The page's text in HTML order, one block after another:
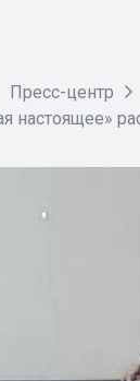
Пресс-центр
настоящее»